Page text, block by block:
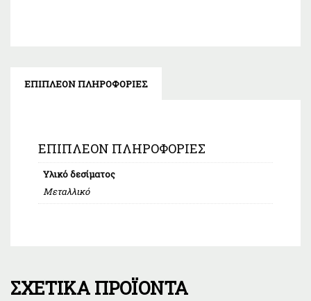
ΕΠΙΠΛΈΟΝ ΠΛΗΡΟΦΟΡΊΕΣ
ΕΠΙΠΛΈΟΝ ΠΛΗΡΟΦΟΡΊΕΣ
Υλικό δεσίματος
Μεταλλικό
ΣΧΕΤΙΚΆ ΠΡΟΪΌΝΤΑ